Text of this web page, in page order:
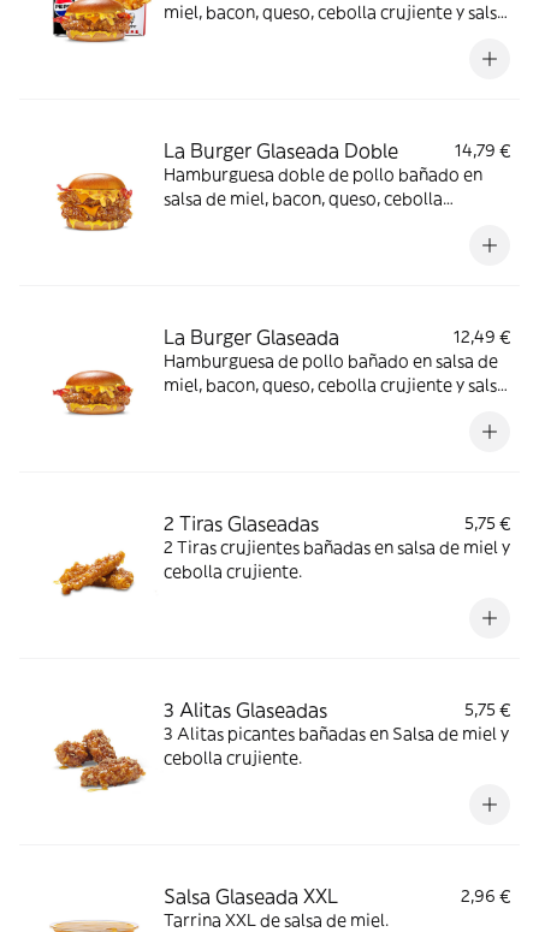
miel, bacon, queso, cebolla crujiente y salsa
La Burger Glaseada Doble
14,79 €
Hamburguesa doble de pollo bañado en
salsa de miel, bacon, queso, cebolla
La Burger Glaseada
12,49 €
Hamburguesa de pollo bañado en salsa de
miel, bacon, queso, cebolla crujiente y salsa
2 Tiras Glaseadas
5,75 €
2 Tiras crujientes bañadas en salsa de miel y
cebolla crujiente.
3 Alitas Glaseadas
5,75 €
3 Alitas picantes bañadas en Salsa de miel y
cebolla crujiente.
Salsa Glaseada XXL
2,96 €
Tarrina XXL de salsa de miel.